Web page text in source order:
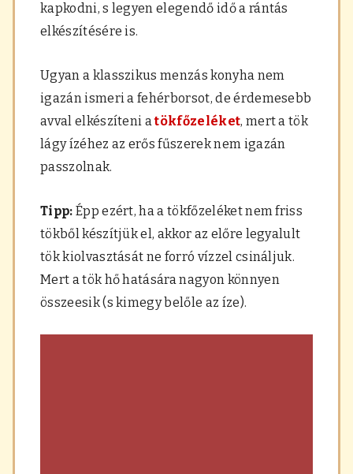
kapkodni, s legyen elegendő idő a rántás
elkészítésére is.
Ugyan a klasszikus menzás konyha nem
igazán ismeri a fehérborsot, de érdemesebb
avval elkészíteni atökfőzeléket, mert a tök
lágy ízéhez az erős fűszerek nem igazán
passzolnak.
Tipp: Épp ezért, ha a tökfőzeléket nem friss
tökből készítjük el, akkor az előre legyalult
tök kiolvasztását ne forró vízzel csináljuk.
Mert a tök hő hatására nagyon könnyen
összeesik (s kimegy belőle az íze).